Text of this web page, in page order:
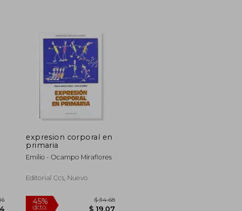
$ 42.53 45%
dcto.
expresion corporal en
primaria
Emilio - Ocampo Miraflores
Editorial Ccs, Nuevo